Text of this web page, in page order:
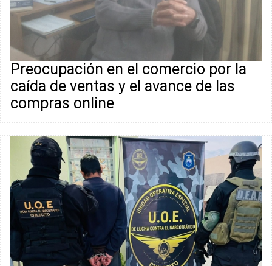
Preocupación en el comercio por la
caída de ventas y el avance de las
compras online